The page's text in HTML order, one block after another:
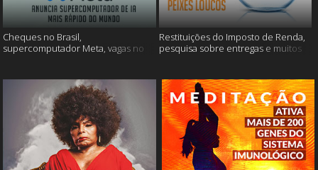
Cheques no Brasil,
supercomputador Meta, vagas no
Restituições do Imposto de Renda,
pesquisa sobre entregas e muitos